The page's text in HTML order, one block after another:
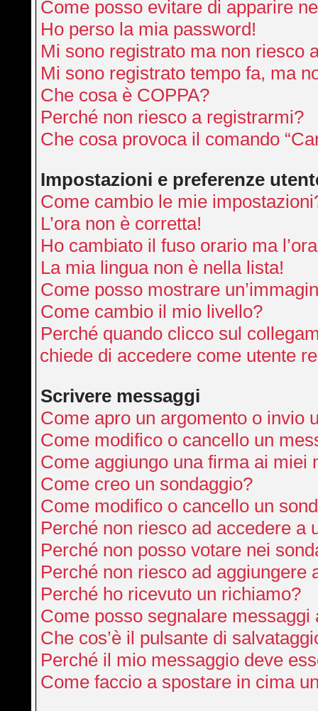
Come posso evitare di apparire
Ho perso la mia password!
Mi sono registrato ma non riesco
Mi sono registrato tempo fa, ma
Che cosa è COPPA?
Perché non riesco a registrarmi?
Che cosa provoca il comando
Impostazioni e preferenze
Come cambio le mie
L’ora non è corretta!
Ho cambiato il fuso orario ma
La mia lingua non è nella lista!
Come posso mostrare
Come cambio il mio livello?
Perché quando clicco sul
chiede di accedere come utente
Scrivere messaggi
Come apro un argomento o invio
Come modifico o cancello un
Come aggiungo una firma ai miei
Come creo un sondaggio?
Come modifico o cancello un
Perché non riesco ad accedere a
Perché non posso votare nei
Perché non riesco ad aggiungere
Perché ho ricevuto un richiamo?
Come posso segnalare messaggi
Che cos’è il pulsante di
Perché il mio messaggio deve
Come faccio a spostare in cima